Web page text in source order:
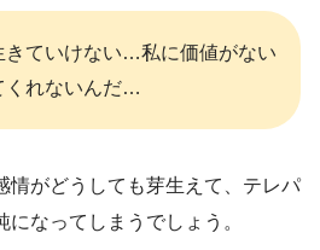
きていけない…私に価値がない
くれないんだ…
情がどうしても芽生えて、テレパ
なってしまうでしょう。